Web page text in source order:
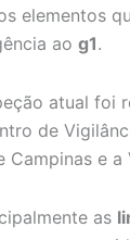
elementos
ao g1.
atual foi
de
Campinas e
as